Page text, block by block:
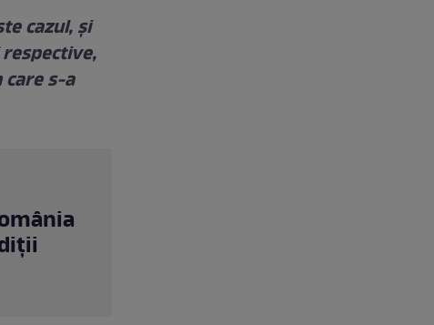
cazul, și
s-a